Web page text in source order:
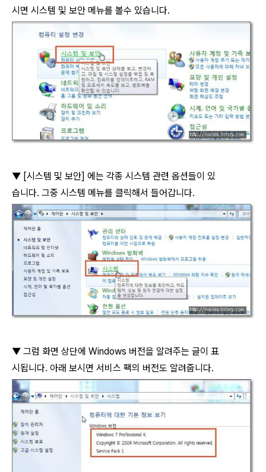
시면 시스템 및 보안 메뉴를 볼수 있습니다.
▼ [시스템 및 보안] 에는 각종 시스템 관련 옵션들이 있
습니다. 그중 시스템 메뉴를 클릭해서 들어갑니다.
▼ 그럼 화면 상단에 Windows 버전을 알려주는 글이 표
시됩니다. 아래 보시면 서비스 팩의 버전도 알려줍니다.